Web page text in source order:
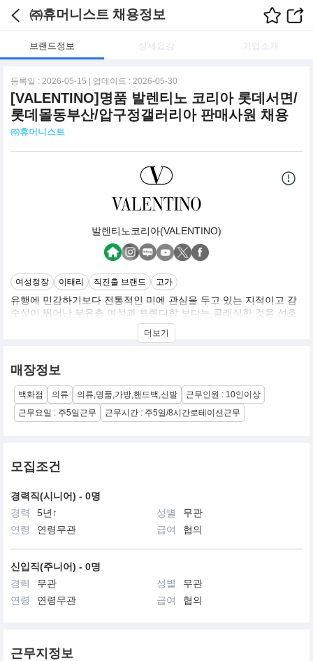
㈜휴머니스트 채용정보
브랜드정보 상세요강 기업소개
등록일 : 2026-05-15 | 업데이트 : 2026-05-30
[VALENTINO]명품 발렌티노 코리아 롯데서면/
롯데몰동부산/압구정갤러리아 판매사원 채용
㈜휴머니스트
발렌티노코리아(VALENTINO)
여성정장 이태리 직진출 브랜드 고가
유행에 민감하기보다 전통적인 미에 관심을 두고 있는 지적이고 감
수성이 뛰어난 부유층 여성과 트렌디함 보다는 클래식한 것을 선호
하고 전통적인 마음가짐으로 삶을 영위하는 여성을 타겟으로 하는
VALENTINO (발렌티노)는 현재까지 그 이름 하나만으로도 창조와
에 의해 1960년 시작되었다.
더보기
매장정보
백화점 의류 의류,명품,가방,핸드백,신발
근무인원 : 10인이상
근무요일 : 주5일근무
근무시간 : 주5일/8시간로테이션근무
모집조건
경력직(시니어) - 0명
경력
5년↑ 성별
무관
연령
연령무관 급여 협의
신입직(주니어) - 0명
경력
무관 성별
무관
연령
연령무관 급여 협의
근무지정보